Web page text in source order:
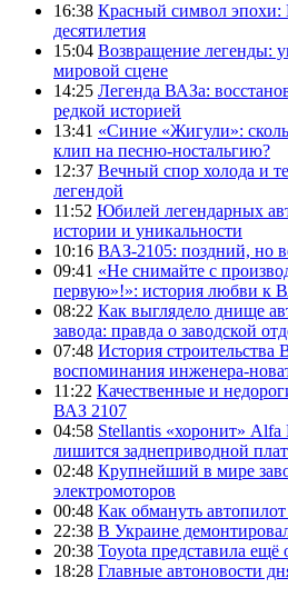
16:38 Красный символ
десятилетия
15:04 Возвращение легенды:
мировой сцене
14:25 Легенда ВАЗа:
редкой историей
13:41 «Синие «Жигули»:
клип на песню-ностальгию?
12:37 Вечный спор холода и
легендой
11:52 Юбилей легендарных
истории и уникальности
10:16 ВАЗ-2105: поздний, но
09:41 «Не снимайте с
первую»!»: история любви к
08:22 Как выглядело днище
завода: правда о заводской
07:48 История строительства
воспоминания инженера-
11:22 Качественные и
ВАЗ 2107
04:58 Stellantis «хоронит»
лишится заднеприводной
02:48 Крупнейший в мире
электромоторов
00:48 Как обмануть автопилот
22:38 В Украине
20:38 Toyota представила
18:28 Главные автоновости